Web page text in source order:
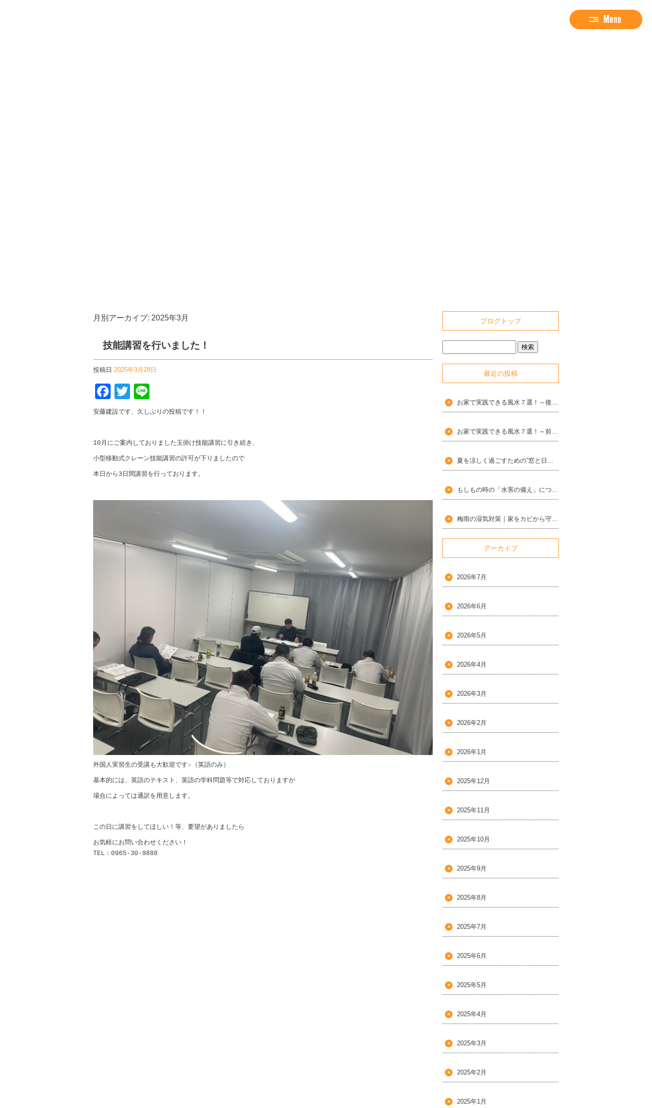
月別アーカイブ: 2025年3月
技能講習を行いました！
投稿日 2025年3月28日
F
a
e
b
o
k
T
wi
er
n
安藤建設です、久しぶりの投稿です！！
10月にご案内しておりました玉掛け技能講習に引き続き、
小型移動式クレーン技能講習の許可が下りましたので
本日から3日間講習を行っております。
外国人実習生の受講も大歓迎です☆（英語のみ）
基本的には、英語のテキスト、英語の学科問題等で対応しておりますが
場合によっては通訳を用意します。
この日に講習をしてほしい！等、要望がありましたら
お気軽にお問い合わせください！
TEL：0965-30-9888
ブログトップ
最近の投稿
お家で実践できる風水７選！～後編～
お家で実践できる風水７選！～前編～
夏を涼しく過ごすための”窓と日よけ”の工夫
もしもの時の「水害の備え」について
梅雨の湿気対策｜家をカビから守るポイント
アーカイブ
2026年7月
2026年6月
2026年5月
2026年4月
2026年3月
2026年2月
2026年1月
2025年12月
2025年11月
2025年10月
2025年9月
2025年8月
2025年7月
2025年6月
2025年5月
2025年4月
2025年3月
2025年2月
2025年1月